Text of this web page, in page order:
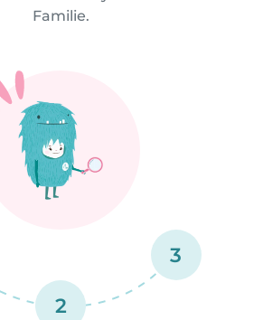
Familie.
2
3